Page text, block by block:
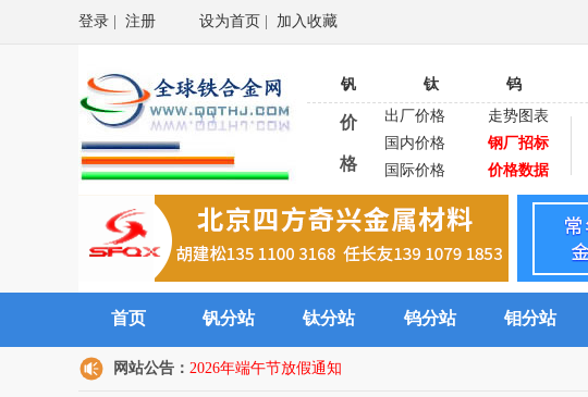
登录 注册 设为首页 加入收藏
钒 钛 钨
价
格
出厂价格
走势图表
国内价格
钢厂招标
国际价格
价格数据
首页 钒分站 钛分站 钨分站 钼分站
网站公告： 2026年端午节放假通知